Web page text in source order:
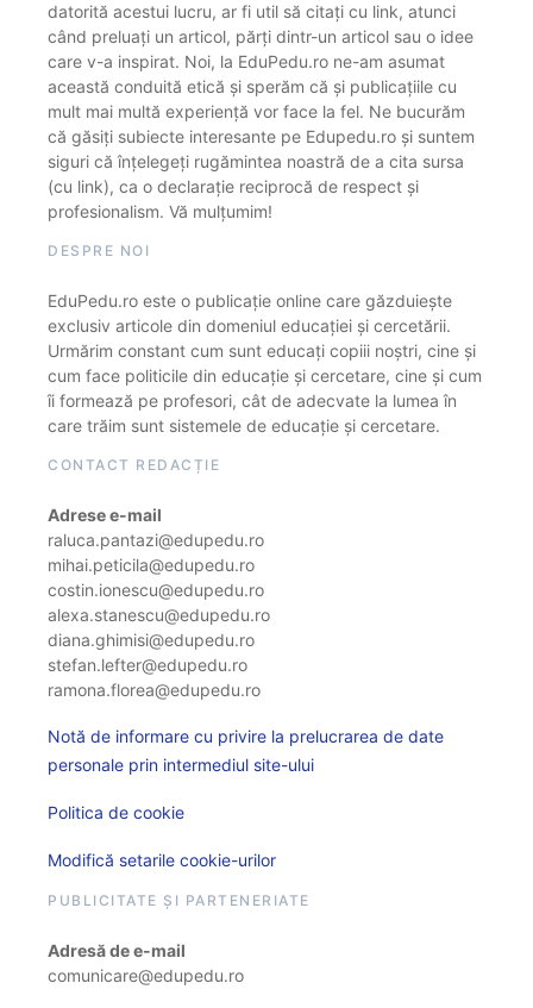
datorită acestui lucru, ar fi util să citați cu link, atunci
când preluați un articol, părți dintr-un articol sau o idee
care v-a inspirat. Noi, la EduPedu.ro ne-am asumat
această conduită etică și sperăm că și publicațiile cu
mult mai multă experiență vor face la fel. Ne bucurăm
că găsiți subiecte interesante pe Edupedu.ro și suntem
siguri că înțelegeți rugămintea noastră de a cita sursa
(cu link), ca o declarație reciprocă de respect și
profesionalism. Vă mulțumim!
DESPRE NOI
EduPedu.ro este o publicație online care găzduiește
exclusiv articole din domeniul educației și cercetării.
Urmărim constant cum sunt educați copiii noștri, cine și
cum face politicile din educație și cercetare, cine și cum
îi formează pe profesori, cât de adecvate la lumea în
care trăim sunt sistemele de educație și cercetare.
CONTACT REDACȚIE
Adrese e-mail
raluca.pantazi@edupedu.ro
mihai.peticila@edupedu.ro
costin.ionescu@edupedu.ro
alexa.stanescu@edupedu.ro
diana.ghimisi@edupedu.ro
stefan.lefter@edupedu.ro
ramona.florea@edupedu.ro
Notă de informare cu privire la prelucrarea de date
personale prin intermediul site-ului
Politica de cookie
Modifică setarile cookie-urilor
PUBLICITATE ȘI PARTENERIATE
Adresă de e-mail
comunicare@edupedu.ro